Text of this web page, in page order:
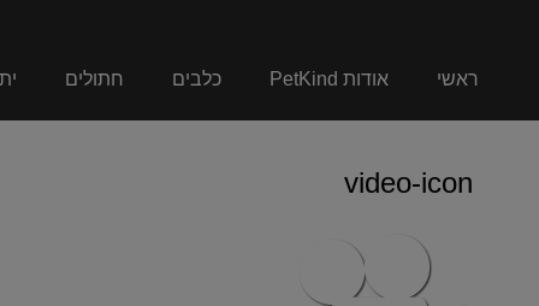
ראשי אודות PetKind כלבים חתולים
video-icon